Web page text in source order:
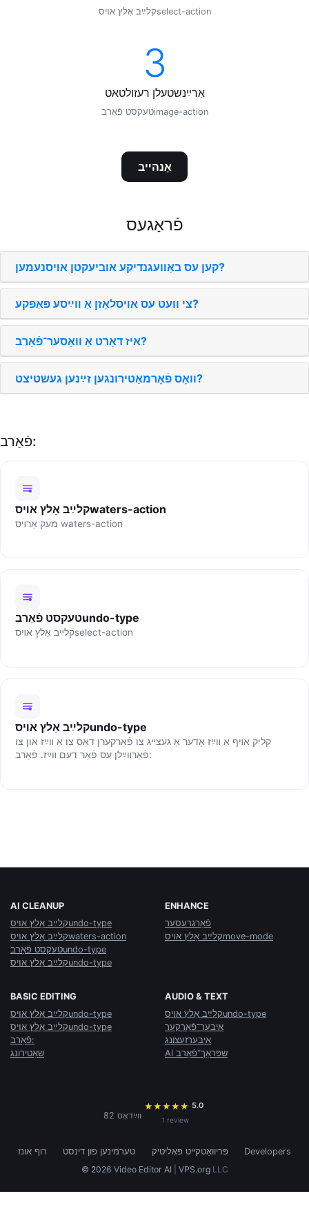
קלײַב אַלץ אױסselect-action
3
אַרײַנשטעלן רעזולטאט
טעקסט פֿאַרבimage-action
אָנהײב
פֿראַגעס
קען עס באַװעגנדיקע אוביעקטן אױסנעמען?
צי וועט עס אױסלאָזן אַ װײַסע פּאַפּקע?
איז דאָרט אַ וואַסער־פֿאַרב?
וואָס פֿאָרמאַטירונגען זײַנען געשטיצט?
פֿאַרב:
קלײַב אַלץ אױסwaters-action
מעק אַרױס waters-action
טעקסט פֿאַרבundo-type
קלײַב אַלץ אױסselect-action
קלײַב אַלץ אױסundo-type
קליק אױף אַ װײַז אָדער אַ געצײג צו פֿאַרקערן דאָס צו אַ װײַז און צו
פֿאַרװײַלן עס פֿאַר דעם װײַז. פֿאַרב:
AI CLEANUP
קלײַב אַלץ אױסundo-type
קלײַב אַלץ אױסwaters-action
טעקסט פֿאַרבundo-type
קלײַב אַלץ אױסundo-type
ENHANCE
פֿאַרגרעסער
קלײַב אַלץ אױסmove-mode
BASIC EDITING
קלײַב אַלץ אױסundo-type
קלײַב אַלץ אױסundo-type
פֿאַרב:
שאַטירונג
AUDIO & TEXT
קלײַב אַלץ אױסundo-type
איבער־פֿאַרקער
איבערזעצונג
AI שפּראַך־פֿאַרב
82 װײַדאָס·
★ ★ ★ ★ ★ 5.0
1 review
פּריוואַטקייט פּאָליטיק טערמינען פון דינסט רוף אונז
Developers
© 2026 Video Editor AI
VPS.orgLLC